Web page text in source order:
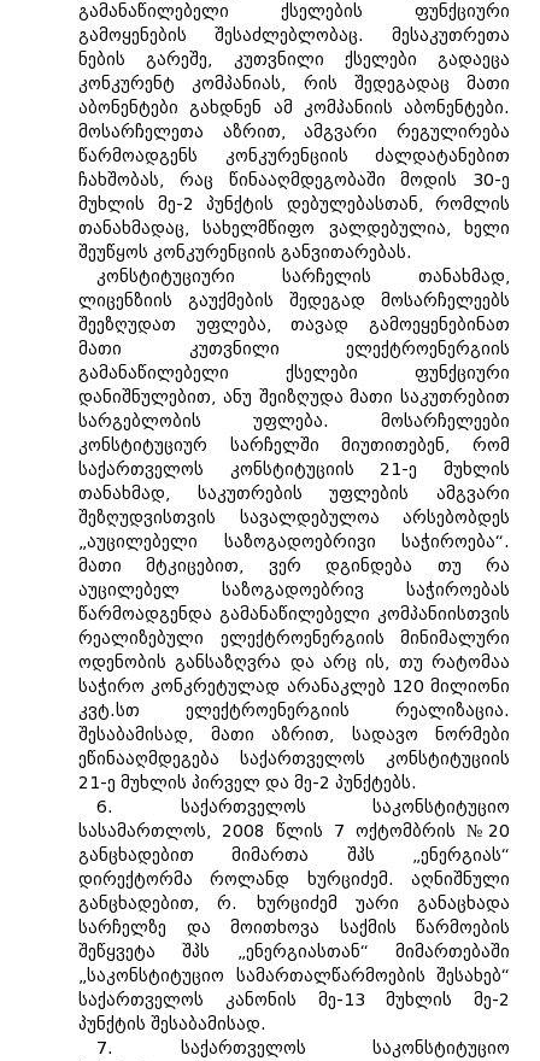
გამანაწილებელი ქსელების ფუნქციური
გამოყენების შესაძლებლობაც. მესაკუთრეთა
ნების გარეშე, კუთვნილი ქსელები გადაეცა
კონკურენტ კომპანიას, რის შედეგადაც მათი
აბონენტები გახდნენ ამ კომპანიის აბონენტები.
მოსარჩელეთა აზრით, ამგვარი რეგულირება
წარმოადგენს კონკურენციის ძალდატანებით
ჩახშობას, რაც წინააღმდეგობაში მოდის 30-ე
მუხლის მე-2 პუნქტის დებულებასთან, რომლის
თანახმადაც, სახელმწიფო ვალდებულია, ხელი
შეუწყოს კონკურენციის განვითარებას.
კონსტიტუციური სარჩელის თანახმად,
ლიცენზიის გაუქმების შედეგად მოსარჩელეებს
შეეზღუდათ უფლება, თავად გამოეყენებინათ
მათი კუთვნილი ელექტროენერგიის
გამანაწილებელი ქსელები ფუნქციური
დანიშნულებით, ანუ შეიზღუდა მათი საკუთრებით
სარგებლობის უფლება. მოსარჩელეები
კონსტიტუციურ სარჩელში მიუთითებენ, რომ
საქართველოს კონსტიტუციის 21-ე მუხლის
თანახმად, საკუთრების უფლების ამგვარი
შეზღუდვისთვის სავალდებულოა არსებობდეს
„აუცილებელი საზოგადოებრივი საჭიროება“.
მათი მტკიცებით, ვერ დგინდება თუ რა
აუცილებელ საზოგადოებრივ საჭიროებას
წარმოადგენდა გამანაწილებელი კომპანიისთვის
რეალიზებული ელექტროენერგიის მინიმალური
ოდენობის განსაზღვრა და არც ის, თუ რატომაა
საჭირო კონკრეტულად არანაკლებ 120 მილიონი
კვტ.სთ ელექტროენერგიის რეალიზაცია.
შესაბამისად, მათი აზრით, სადავო ნორმები
ეწინააღმდეგება საქართველოს კონსტიტუციის
21-ე მუხლის პირველ და მე-2 პუნქტებს.
6. საქართველოს საკონსტიტუციო
სასამართლოს, 2008 წლის 7 ოქტომბრის №20
განცხადებით მიმართა შპს „ენერგიას“
დირექტორმა როლანდ ხურციძემ. აღნიშნული
განცხადებით, რ. ხურციძემ უარი განაცხადა
სარჩელზე და მოითხოვა საქმის წარმოების
შეწყვეტა შპს „ენერგიასთან“ მიმართებაში
„საკონსტიტუციო სამართალწარმოების შესახებ“
საქართველოს კანონის მე-13 მუხლის მე-2
პუნქტის შესაბამისად.
7. საქართველოს საკონსტიტუციო